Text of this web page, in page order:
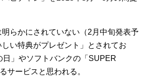
らかにされていない（2月中旬発表予
い特典がプレゼント」とされてお
日」やソフトバンクの「SUPER
サービスと思われる。